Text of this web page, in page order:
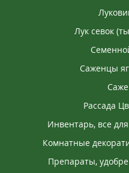
город +квіти. Дуже
прийшло швидко.
ІВАШИНА
Дякую
Лук севок
Саженцы
Рассада
Инвентарь, все
Комнатные
Препараты,